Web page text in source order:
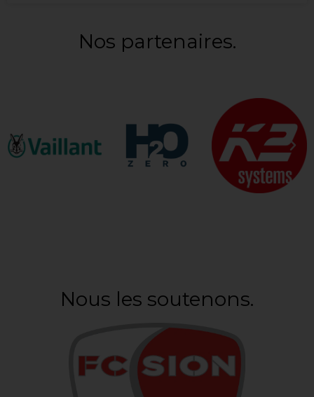
Nos partenaires.
Nous les soutenons.